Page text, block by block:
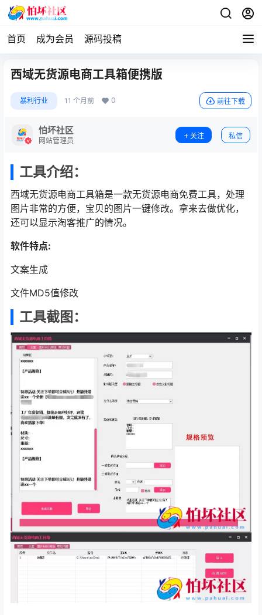
首页 成为会员 源码投稿
西域无货源电商工具箱便携版
暴利行业 11 个月前 0 前往下载
怕坏社区
网站管理员
关注 私信
工具介绍：
西域无货源电商工具箱是一款无货源电商免费工具，处理
图片非常的方便，宝贝的图片一键修改。拿来去做优化，
还可以显示淘客推广的情况。
软件特点:
文案生成
文件MD5值修改
工具截图：